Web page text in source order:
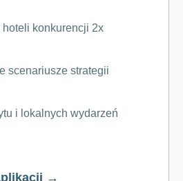
hoteli konkurencji 2x
scenariusze strategii
i lokalnych wydarzeń
→